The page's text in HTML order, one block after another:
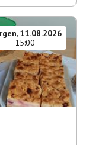
11.08.2026
15:00